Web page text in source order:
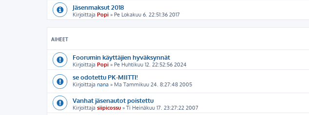
Jäsenmaksut 2018
Kirjoittaja Popi » Pe Lokakuu 6. 22:51:36 2017
AIHEET
Foorumin käyttäjien hyväksynnät
Kirjoittaja Popi » Pe Huhtikuu 12. 22:52:56 2024
se odotettu PK-MIITTI!
Kirjoittaja nana » Ma Tammikuu 24. 8:27:48 2005
Vanhat jäsenautot poistettu
Kirjoittaja siipicossu » Ti Heinäkuu 17. 23:27:22 2007